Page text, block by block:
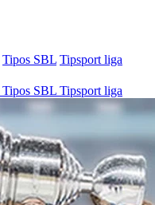
Tipos SBL Tipsport liga
Tipos SBL Tipsport liga